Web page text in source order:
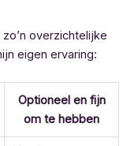
overzichtelijke
eigen ervaring:
Optioneel en fijn
om te hebben